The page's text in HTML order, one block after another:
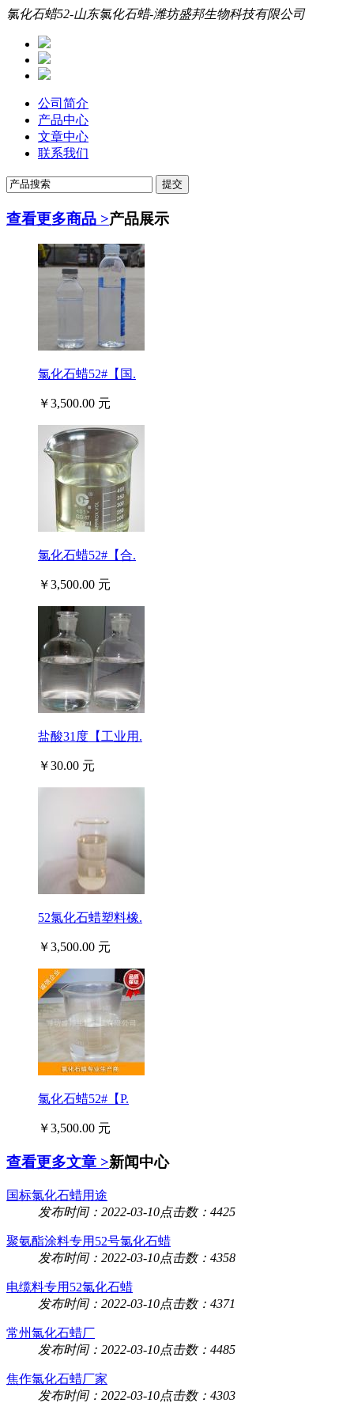
氯化石蜡52-山东氯化石蜡-潍坊盛邦生物科技有限公司
公司简介
产品中心
文章中心
联系我们
查看更多商品 >产品展示
氯化石蜡52#【国.
￥3,500.00 元
氯化石蜡52#【合.
￥3,500.00 元
盐酸31度【工业用.
￥30.00 元
52氯化石蜡塑料橡.
￥3,500.00 元
氯化石蜡52#【P.
￥3,500.00 元
查看更多文章 >新闻中心
国标氯化石蜡用途
发布时间：2022-03-10点击数：4425
聚氨酯涂料专用52号氯化石蜡
发布时间：2022-03-10点击数：4358
电缆料专用52氯化石蜡
发布时间：2022-03-10点击数：4371
常州氯化石蜡厂
发布时间：2022-03-10点击数：4485
焦作氯化石蜡厂家
发布时间：2022-03-10点击数：4303